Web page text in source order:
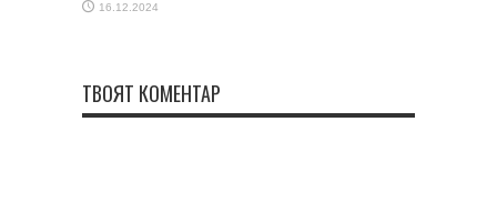
16.12.2024
ТВОЯТ КОМЕНТАР